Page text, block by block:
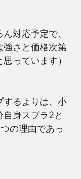
対応予定で、
強さと価格次第
っています）
するよりは、小
身スプラ2と
の理由であっ